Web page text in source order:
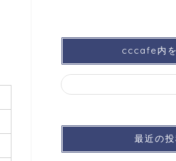
cccafe内
最近の